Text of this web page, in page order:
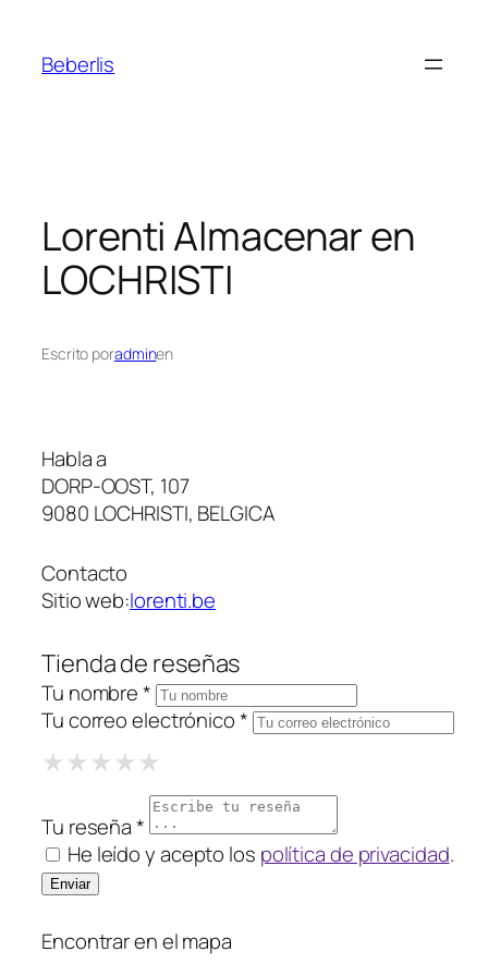
Beberlis
LorentiAlmacenar en
LOCHRISTI
Escrito poradminen
Habla a
DORP-OOST, 107
9080 LOCHRISTI, BELGICA
Contacto
Sitio web:lorenti.be
Tienda de reseñas
Tu nombre *
Tu correo electrónico *
★1 Star
★★2 Stars
★★★3 Stars
★★★★4 Stars
★★★★★
Tu reseña *
He leído y acepto los política de privacidad.
Encontrar en el mapa